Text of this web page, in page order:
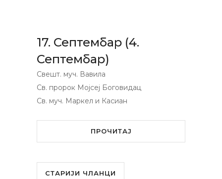
17. Септембар (4.
Септембар)
Свешт. муч. Вавила
Св. пророк Мојсеј Боговидац
Св. муч. Маркел и Касиан
ПРОЧИТАЈ
СТАРИЈИ ЧЛАНЦИ